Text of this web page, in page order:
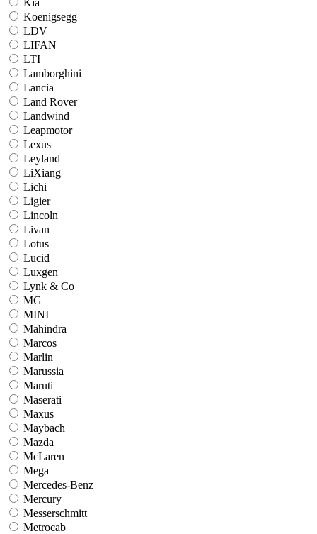
Koenigsegg
LDV
LIFAN
LTI
Lamborghini
Lancia
Land Rover
Landwind
Leapmotor
Lexus
Leyland
LiXiang
Lichi
Ligier
Lincoln
Livan
Lotus
Lucid
Luxgen
Lynk & Co
MG
MINI
Mahindra
Marcos
Marlin
Marussia
Maruti
Maserati
Maxus
Maybach
Mazda
McLaren
Mega
Mercedes-Benz
Mercury
Messerschmitt
Metrocab